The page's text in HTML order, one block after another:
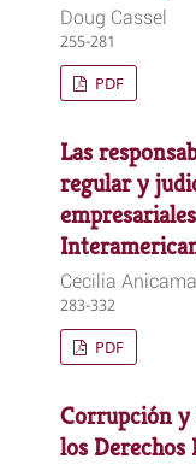
Doug Cassel
255-281
PDF
Las
regular y
Cecilia Anicama
283-332
PDF
Corrupción y
los Derechos